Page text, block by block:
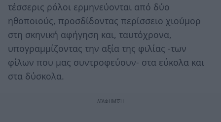
τέσσερις ρόλοι ερμηνεύονται από δύο
ηθοποιούς, προσδίδοντας περίσσειο χιούμορ
στη σκηνική αφήγηση και, ταυτόχρονα,
υπογραμμίζοντας την αξία της φιλίας -των
φίλων που μας συντροφεύουν- στα εύκολα και
στα δύσκολα.